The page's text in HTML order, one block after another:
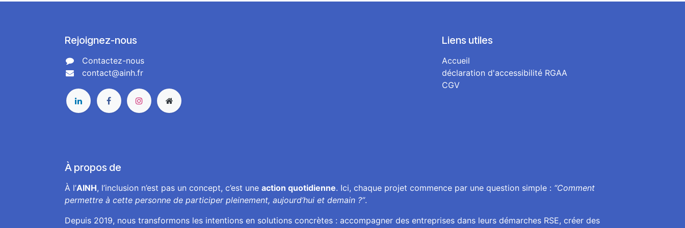
Rejoignez-nous
Contactez-nous
contact@ainh.fr
À propos de
À l’AINH, l’inclusion n’est pas un concept, c’est une action quotidienne. Ici, chaque projet commence par une question simple : “Comment
permettre à cette personne de participer pleinement, aujourd’hui et demain ?”.
Depuis 2019, nous transformons les intentions en solutions concrètes : accompagner des entreprises dans leurs démarches RSE, créer des
Liens utiles
Accueil
déclaration d'accessibilité RGAA
CGV